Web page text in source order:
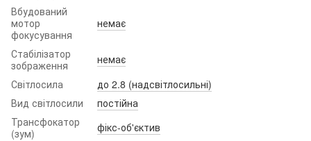
Вбудований
мотор
фокусування
немає
Стабілізатор
зображення
немає
Світлосила
до 2.8 (надсвітлосильні)
Вид світлосили
постійна
Трансфокатор
(зум)
фікс-об'єктив